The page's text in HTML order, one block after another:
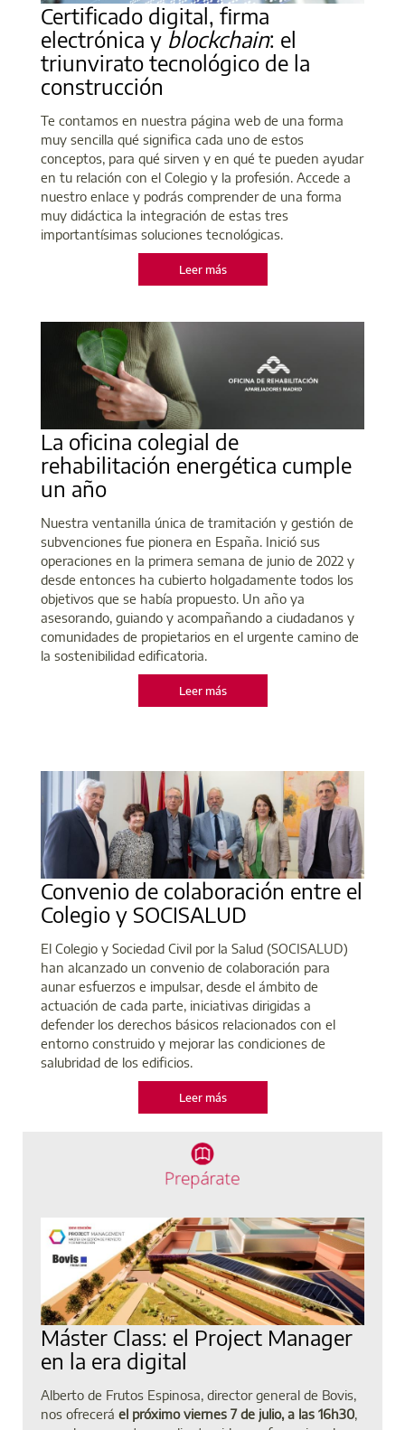
Certificado digital, firma
electrónica y blockchain: el
triunvirato tecnológico de la
construcción
Te contamos en nuestra página web de una forma
muy sencilla qué significa cada uno de estos
conceptos, para qué sirven y en qué te pueden ayudar
en tu relación con el Colegio y la profesión. Accede a
nuestro enlace y podrás comprender de una forma
muy didáctica la integración de estas tres
importantísimas soluciones tecnológicas.
Leer más
La oficina colegial de
rehabilitación energética cumple
un año
Nuestra ventanilla única de tramitación y gestión de
subvenciones fue pionera en España. Inició sus
operaciones en la primera semana de junio de 2022 y
desde entonces ha cubierto holgadamente todos los
objetivos que se había propuesto. Un año ya
asesorando, guiando y acompañando a ciudadanos y
comunidades de propietarios en el urgente camino de
la sostenibilidad edificatoria.
Leer más
Convenio de colaboración entre el
Colegio y SOCISALUD
El Colegio y Sociedad Civil por la Salud (SOCISALUD)
han alcanzado un convenio de colaboración para
aunar esfuerzos e impulsar, desde el ámbito de
actuación de cada parte, iniciativas dirigidas a
defender los derechos básicos relacionados con el
entorno construido y mejorar las condiciones de
salubridad de los edificios.
Leer más
Máster Class: el Project Manager
en la era digital
Alberto de Frutos Espinosa, director general de Bovis,
nos ofrecerá el próximo viernes 7 de julio, a las 16h30,